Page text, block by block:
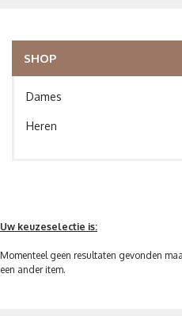
SHOP
Dames
Heren
Uw keuzeselectie is:
Momenteel geen resultaten gevonden
een ander item.